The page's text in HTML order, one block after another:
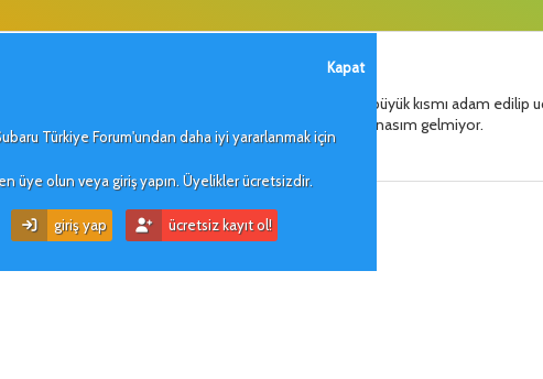
Kapat
Türkiye Forum'undan daha iyi yararlanmak için
üye olun veya giriş yapın. Üyelikler ücretsizdir.
giriş yap ücretsiz kayıt ol!
yaparlar
bu kaskodaki gibi bir ikincil piyasa varsa bu araçların büyük kısmı adam edilip
belki direk çöpe atarlar ama kendi yazdığıma pek inanasım gelmiyor.
kullanıcı i̇mzası
PREMIUM 4EAT